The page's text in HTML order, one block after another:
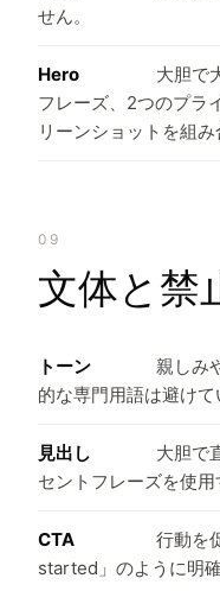
せん。
Hero
大胆で
フレーズ、2つのプラ
リーンショットを組み
09
文体と禁
トーン
親しみ
的な専門用語は避けて
見出し
大胆で
セントフレーズを使用
CTA
行動を
started」のように明